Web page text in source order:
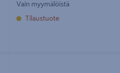
Vain myymälöistä
Tilaustuote